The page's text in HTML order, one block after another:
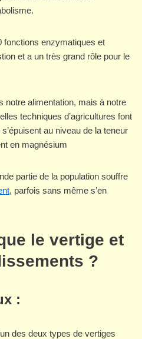
fonctions enzymatiques et
et a un très grand rôle pour le
notre alimentation, mais à notre
techniques d’agricultures font
au niveau de la teneur
en magnésium
partie de la population souffre
, parfois sans même s’en
le vertige et
?
:
des deux types de vertiges